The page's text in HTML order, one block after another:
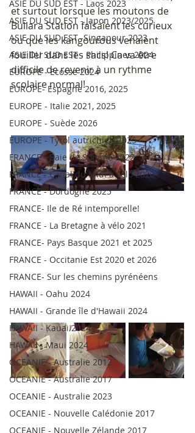
ASIE DU SUD EST - Laos 2023
ASIE DU SUD EST - Japon 2023/2025
ASIE DU SUD EST -Singapour 2023
ASIE DU SUD EST - Philippines 2024
EUROPE - Ecosse 2024
EUROPE- Espagne 2016, 2025
EUROPE - Italie 2021, 2025
EUROPE - Suède 2026
EUROPE - Tyrol autrichien 2025
FRANCE - Baie de Somme 2022
FRANCE - Canal du Midi à vélo 2020
FRANCE - Dordogne 2025
FRANCE- Ile de Ré intemporelle!
FRANCE - La Bretagne à vélo 2021
FRANCE- Pays Basque 2021 et 2025
FRANCE - Occitanie Est 2020 et 2026
FRANCE- Sur les chemins pyrénéens
HAWAII - Oahu 2024
HAWAII - Grande île d'Hawaii 2024
HAWAII - Kauai 2024
HAWAII - Maui 2024
OCEANIE - Australie 2012
OCEANIE - Australie 2017
OCEANIE - Australie 2023
OCEANIE - Nouvelle Calédonie 2017
OCEANIE - Nouvelle Zélande 2017
et surtout lorsque les moutons de
Bullara Station faisaient les curieux
ou que les kangourous venaient
fouiller dans les sacs! Ca va être
difficile de revenir à un rythme
scolaire normal!